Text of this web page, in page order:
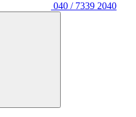
040 / 7339 2040